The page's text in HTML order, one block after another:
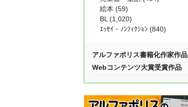
絵本 (59)
BL (1,020)
ｴｯｾｲ・ﾉﾝﾌｨｸｼｮﾝ (840)
アルファポリス書籍化作家作品
Webコンテンツ大賞受賞作品